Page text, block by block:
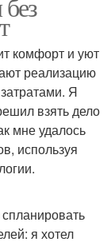
комфорт и уют
реализацию
Я
взять дело
мне удалось
используя
я хотел